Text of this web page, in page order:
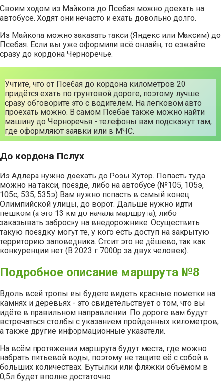
Своим ходом из Майкопа до Псебая можно доехать на
автобусе. Ходят они нечасто и ехать довольно долго.
Из Майкопа можно заказать такси (Яндекс или Максим) до
Псебая. Если вы уже оформили всё онлайн, то езжайте
сразу до кордона Черноречье.
Учтите, что от Псебая до кордона километров 20
придётся ехать по грунтовой дороге, поэтому лучше
сразу обговорите это с водителем. На легковом авто
проехать можно. В самом Псебае также можно найти
машину до Черноречья - телефоны вам подскажут там,
где оформляют заявки или в МЧС.
До кордона Пслух
Из Адлера нужно доехать до Розы Хутор. Попасть туда
можно на такси, поезде, либо на автобусе (№105, 105э,
105с, 535, 535э) Вам нужно попасть в самый конец
Олимпийской улицы, до ворот. Дальше нужно идти
пешком (а это 13 км до начала маршрута), либо
заказывать заброску на внедорожнике. Осуществить
такую поездку могут те, у кого есть доступ на закрытую
территорию заповедника. Стоит это не дёшево, так как
конкуренции нет (В 2023 г 7000р за двух человек).
Подробное описание маршрута №8
Вдоль всей тропы вы будете видеть красные пометки на
камнях и деревьях - это свидетельствует о том, что вы
идёте в правильном направлении. По дороге вам будут
встречаться столбы с указанием пройденных километров,
а также другие информационные указатели.
На всём протяжении маршрута будут места, где можно
набрать питьевой воды, поэтому не тащите её с собой в
больших количествах. Бутылки или фляжки объёмом в
0,5л будет вполне достаточно.